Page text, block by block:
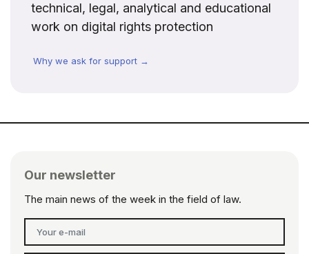
technical, legal, analytical and educational
work on digital rights protection
Why we ask for support →
Our newsletter
The main news of the week in the field of law.